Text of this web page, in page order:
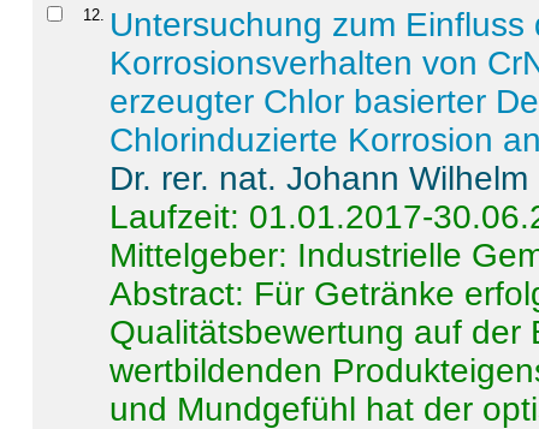
12
Untersuchung zum
Korrosionsverhalten von
erzeugter Chlor basierter
Chlorinduzierte Korrosion
Dr. rer. nat. Johann
Laufzeit: 01.01.2017-
Mittelgeber: Industrielle
Abstract: Für Getränke
Qualitätsbewertung auf der
wertbildenden
und Mundgefühl hat der